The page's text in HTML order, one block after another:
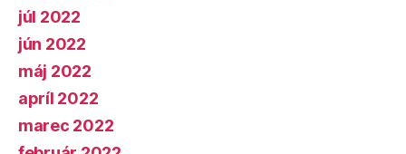
júl 2022
jún 2022
máj 2022
apríl 2022
marec 2022